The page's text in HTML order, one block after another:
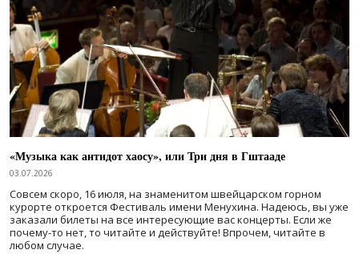
«Музыка как антидот хаосу», или Три дня в Гштааде
03.07.2026
Совсем скоро, 16 июля, на знаменитом швейцарском горном
курорте откроется Фестиваль имени Менухина. Надеюсь, вы уже
заказали билеты на все интересующие вас концерты. Если же
почему-то нет, то читайте и действуйте! Впрочем, читайте в
любом случае.